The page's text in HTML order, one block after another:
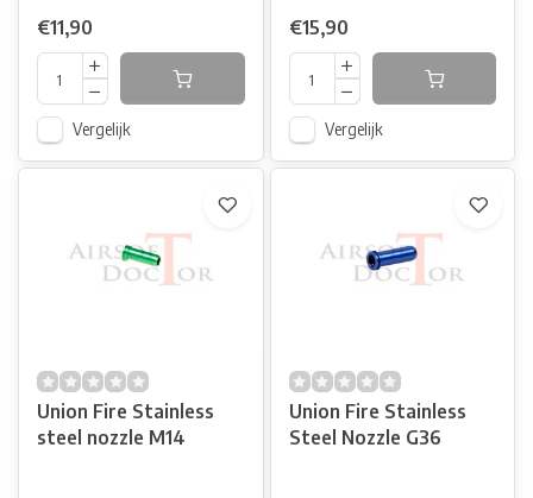
€11,90
Vergelijk
€15,90
Vergelijk
Union Fire Stainless
steel nozzle M14
Union Fire Stainless
Steel Nozzle G36